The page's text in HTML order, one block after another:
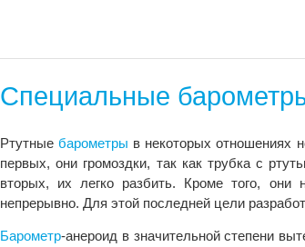
Специальные
Ртутныебарометры в некоторых отношениях
первых, они громоздки, так как трубка с
вторых, их легко разбить. Кроме того, они
непрерывно. Для этой последней цели
Барометр-анероид в значительной степени